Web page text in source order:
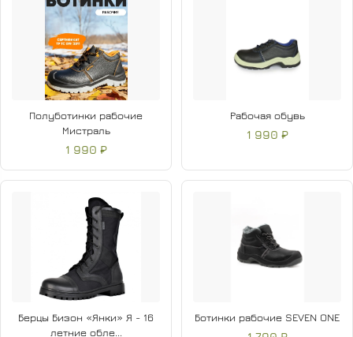
Полуботинки рабочие
Мистраль
1 990 ₽
Рабочая обувь
1 990 ₽
Берцы Бизон «Янки» Я - 16
летние обле...
Ботинки рабочие SEVEN ONE